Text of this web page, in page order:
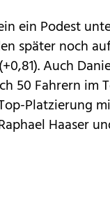
ein Podest
später noch
Auch
50 Fahrern im
Platzierung
Haaser